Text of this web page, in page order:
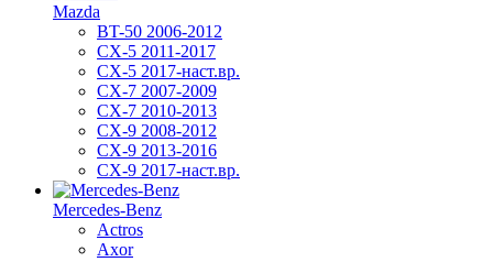
Mazda
BT-50 2006-2012
CX-5 2011-2017
CX-5 2017-наст.вр.
CX-7 2007-2009
CX-7 2010-2013
CX-9 2008-2012
CX-9 2013-2016
CX-9 2017-наст.вр.
Mercedes-Benz
Actros
Axor